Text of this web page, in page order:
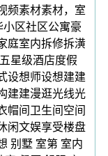
频素材素材，室
小区社区公寓豪
庭室内拆修拆潢
星级酒店度假
设想师设想建建
建建漫逛光线光
帽间卫生间空间
闲文娱享受楼盘
别墅 室第 室内